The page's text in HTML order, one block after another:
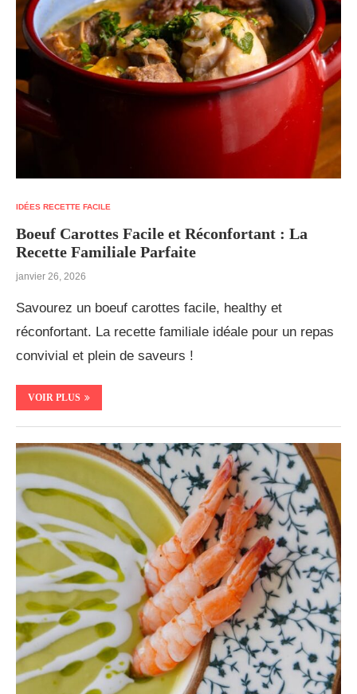
IDÉES RECETTE FACILE
Boeuf Carottes Facile et Réconfortant : La
Recette Familiale Parfaite
janvier 26, 2026
Savourez un boeuf carottes facile, healthy et
réconfortant. La recette familiale idéale pour un repas
convivial et plein de saveurs !
VOIR PLUS